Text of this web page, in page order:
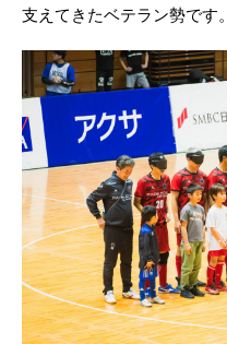
支えてきたベテラン勢です。